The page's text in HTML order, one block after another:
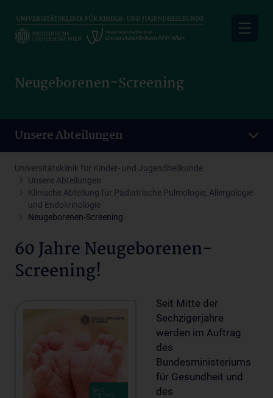
main
Neugeborenen-Screening
Unsere Abteilungen
Universitätsklinik für Kinder- und Jugendheilkunde
Unsere Abteilungen
Klinische Abteilung für Pädiatrische Pulmologie, Allergologie
und Endokrinologie
Neugeborenen-Screening
60 Jahre Neugeborenen-
Screening!
Seit Mitte der
Sechzigerjahre
werden im Auftrag
des
Bundesministeriums
für Gesundheit und
des